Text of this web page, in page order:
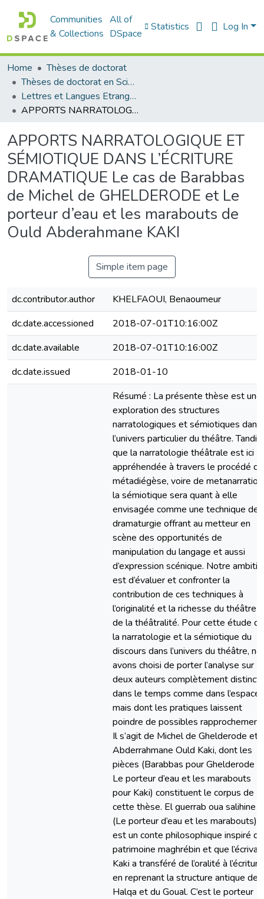
Communities
& Collections
All of
DSpace
Statistics Log In
Home
Thèses de doctorat
Thèses de doctorat en Sciences
Lettres et Langues Etrangères - اللغات الأجنبية
APPORTS NARRATOLOGIQUE ET SÉMIOTIQUE DANS L’ÉCRITURE DRAMATIQUE Le cas de Barabbas de Michel de GHELDERODE et Le porteur d’eau et les marabouts de Ould Abderahmane KAKI
APPORTS NARRATOLOGIQUE ET
SÉMIOTIQUE DANS L’ÉCRITURE
DRAMATIQUE Le cas de Barabbas
de Michel de GHELDERODE et Le
porteur d’eau et les marabouts de
Ould Abderahmane KAKI
Simple item page
dc.contributor.author
KHELFAOUI, Benaoumeur
dc.date.accessioned
2018-07-01T10:16:00Z
dc.date.available
2018-07-01T10:16:00Z
dc.date.issued
2018-01-10
Résumé : La présente thèse est une
exploration des structures
narratologiques et sémiotiques dans
l’univers particulier du théâtre. Tandis
que la narratologie théâtrale est ici
appréhendée à travers le procédé de
métadiégèse, voire de metanarration,
la sémiotique sera quant à elle
envisagée comme une technique de
dramaturgie offrant au metteur en
scène des opportunités de
manipulation du langage et aussi
d’expression scénique. Notre
est d’évaluer et confronter la
contribution de ces techniques à
l’originalité et la richesse du théâtre
de la théâtralité. Pour cette étude de
la narratologie et la sémiotique du
discours dans l’univers du théâtre,
avons choisi de porter l’analyse sur
deux auteurs complètement distincts
dans le temps comme dans l’espace,
mais dont les pratiques laissent
poindre de possibles
Il s’agit de Michel de Ghelderode et
Abderrahmane Ould Kaki, dont les
pièces (Barabbas pour Ghelderode
Le porteur d’eau et les marabouts
pour Kaki) constituent le corpus de
cette thèse. El guerrab oua salihine
(Le porteur d’eau et les marabouts)
est un conte philosophique inspiré du
patrimoine maghrébin et que l’écrivain
Kaki a transféré de l’oralité à l’écriture
en reprenant la structure antique de
Halqa et du Goual. C’est le porteur